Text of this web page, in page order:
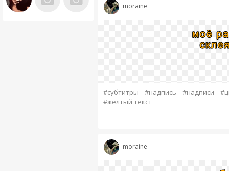
moraine
#субтитры #надпись #надписи
#желтый текст
moraine